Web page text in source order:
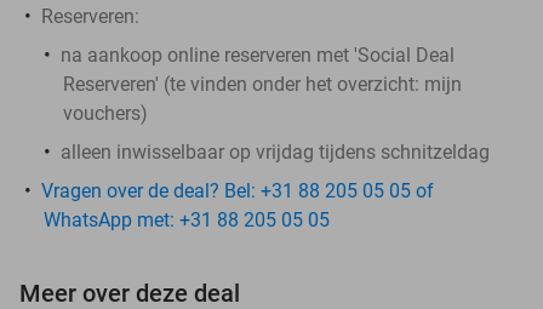
Reserveren:
na aankoop online reserveren met 'Social Deal
Reserveren' (te vinden onder het overzicht: mijn
vouchers)
alleen inwisselbaar op vrijdag tijdens schnitzeldag
Vragen over de deal? Bel: +31 88 205 05 05 of
WhatsApp met: +31 88 205 05 05
Meer over deze deal